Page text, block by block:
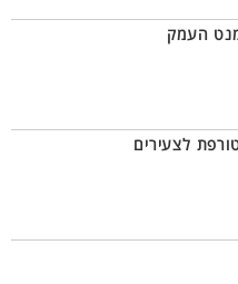
העמק
לצעירים